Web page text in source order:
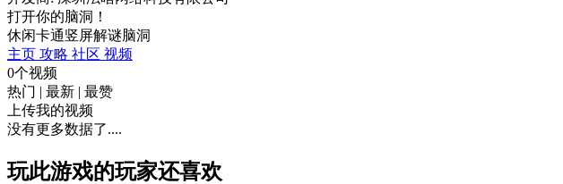
打开你的脑洞！
休闲卡通竖屏解谜脑洞
主页 攻略 社区 视频
0个视频
热门 | 最新 | 最赞
上传我的视频
没有更多数据了....
玩此游戏的玩家还喜欢